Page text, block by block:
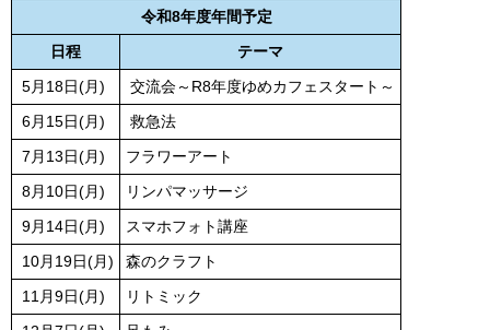
令和8年度年間予定
日程
テーマ
5月18日(月)
交流会～R8年度ゆめカフェスタート～
6月15日(月)
救急法
7月13日(月)
フラワーアート
8月10日(月)
リンパマッサージ
9月14日(月)
スマホフォト講座
10月19日(月)
森のクラフト
11月9日(月)
リトミック